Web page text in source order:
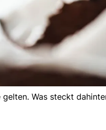
Was steckt